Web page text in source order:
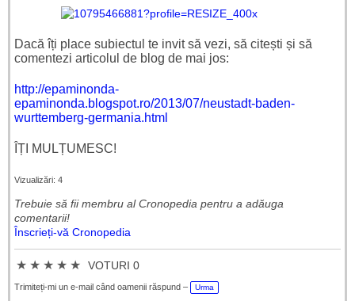
Dacă îți place subiectul te invit să vezi, să citești și să
comentezi articolul de blog de mai jos:
http://epaminonda-
epaminonda.blogspot.ro/2013/07/neustadt-baden-
wurttemberg-germania.html
ÎȚI MULȚUMESC!
Vizualizări: 4
Trebuie să fii membru al Cronopedia ​​pentru a adăuga
comentarii!
Înscrieți-vă Cronopedia
★ ★ ★ ★ ★ VOTURI 0
Trimiteți-mi un e-mail când oamenii răspund – Urma